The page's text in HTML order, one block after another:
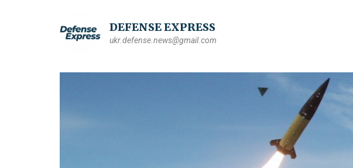
DEFENSE EXPRESS
ukr.defense.news@gmail.com